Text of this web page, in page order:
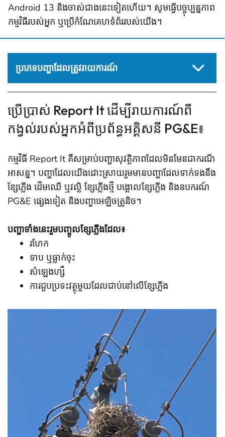
Android 13 និងចាស់ជាងនេះទៀតហើយ។ សូមធ្វើបច្ចុប្បន្នភាព
កម្មវិធីរបស់អ្នក ឬប្រើកំណែគេហទំព័ររបស់យើង។
ប្រភេទបញ្ហាដែលត្រូវរាយការណ៍
ប្រើប្រាស់ Report It ដើម្បីរាយការណ៍ពី
កង្វល់របស់អ្នកអំពីប្រព័ន្ធអគ្គិសនី PG&E៖
កម្ម​វិធី​ Report It គឺសម្រាប់បញ្ហាសុវត្ថិភាពដែលមិនមែនជាករណី
អាសន្ន។ បញ្ហា​ដែល​យើង​ដោះស្រាយ​រួមមាន​បញ្ហា​ដែល​ទាក់ទង​នឹង​
ខ្សែភ្លើង ដើមឈើ ឬវល្លិ ខ្សែភ្លើង​ថ្មី បង្គោល​ខ្សែភ្លើង និង​ឧបករណ៍
PG&E ផ្សេងទៀត និង​បញ្ហា​អេឡិចត្រូនិច។
បញ្ហាទាំង​នេះ​រួម​បញ្ចូល​ខ្សែ​ភ្លើង​ដែល៖
រហែក
ទាប ឬធ្លាក់ចុះ
សំឡេងហ្សឺ
ការជួបប្រទះវត្ថុមួយដែលជាប់នៅលើខ្សែភ្លើង